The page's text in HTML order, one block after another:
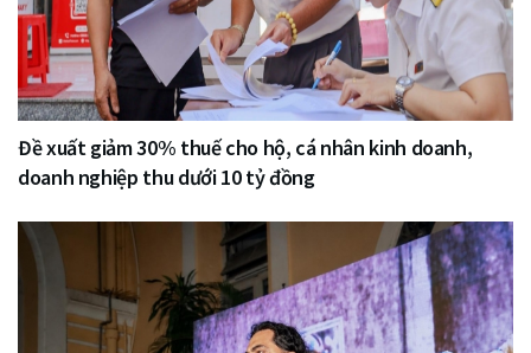
Đề xuất giảm 30% thuế cho hộ, cá nhân kinh doanh,
doanh nghiệp thu dưới 10 tỷ đồng